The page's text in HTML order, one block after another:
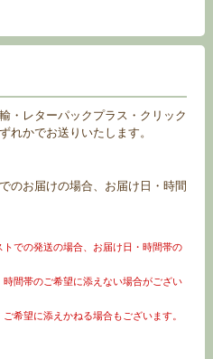
・レターパックプラス・クリック
れかでお送りいたします。
のお届けの場合、お届け日・時間
での発送の場合、お届け日・時間帯の
間帯のご希望に添えない場合がござい
希望に添えかねる場合もございます。